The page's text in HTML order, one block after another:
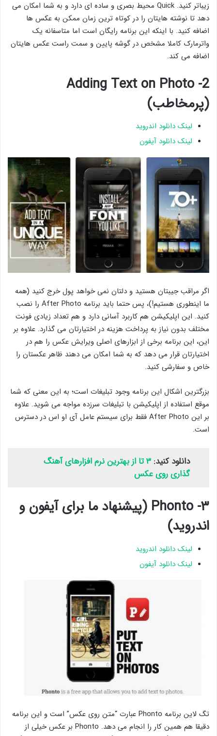
زیباتر کنید. Quick محیط بصری و ساده ای دارد و به شما امکان می
دهد تا نوشته هایتان را در کوتاه ترین زمان ممکن به عکس ها
اضافه کنید. با اینکه این برنامه رایگان است اما متاسفانه یک
واترمارک کاملا مشخص در گوشه پایین و سمت راست عکس هایتان
اضافه می کند.
2- Adding Text on Photo
(پرمخاطب)
لینک دانلود اندروید
لینک دانلود آیفون
اگر مراقب جیبتان هستید و دلتان نمی خواهد پول خرج کنید (همه
ما اینطوری هستیم!)، پس حتما باید برنامه After Photo را نصب
کنید. این اپلیکیشن هم کاربرد آسانی دارد و هم تعداد زیادی فونت
مختلف بدون نیاز به پرداخت هزینه در اختیارتان می گذارد. علاوه بر
این، این برنامه برخی از ابزارهای اصلی ویرایش عکس را هم در
اختیارتان قرار می دهد که به شما امکان می دهند ظاهر عکستان را
خاص و سفارشی کنید.
بزرگترین اشکال این برنامه وجود تبلیغات است؛ به این معنی که شما
موقع استفاده از اپلیکیشن با تبلیغات سرزده مواجه می شوید. علاوه
بر این After Photo فقط برای سیستم عامل آی او اس در دسترس
است.
دانلود کنید:
۳ تا از بهترین نرم افزارهای آهنگ
گذاری روی عکس
۳- Phonto (پیشنهاد ما برای آیفون و
اندروید)
لینک دانلود اندروید
لینک دانلود آیفون
تگ لاین برنامه Phonto عبارت “متن روی عکس” است و این برنامه
دقیقا هم همین کار را انجام می دهد. Phonto بر عکس خیلی از